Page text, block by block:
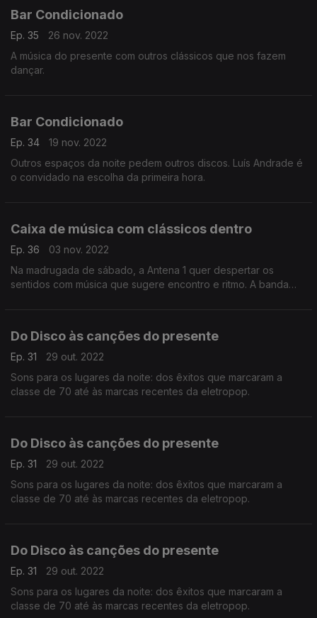
Bar Condicionado
Ep. 35
26 nov. 2022
A música do presente com outros clássicos que nos fazem
dançar.
Bar Condicionado
Ep. 34
19 nov. 2022
Outros espaços da noite pedem outros discos. Luís Andrade é
o convidado na escolha da primeira hora.
Caixa de música com clássicos dentro
Ep. 36
03 nov. 2022
Na madrugada de sábado, a Antena 1 quer despertar os
sentidos com música que sugere encontro e ritmo. A banda
Do Disco às canções do presente
Ep. 31
29 out. 2022
Sons para os lugares da noite: dos êxitos que marcaram a
classe de 70 até às marcas recentes da eletropop.
Do Disco às canções do presente
Ep. 31
29 out. 2022
Sons para os lugares da noite: dos êxitos que marcaram a
classe de 70 até às marcas recentes da eletropop.
Do Disco às canções do presente
Ep. 31
29 out. 2022
Sons para os lugares da noite: dos êxitos que marcaram a
classe de 70 até às marcas recentes da eletropop.